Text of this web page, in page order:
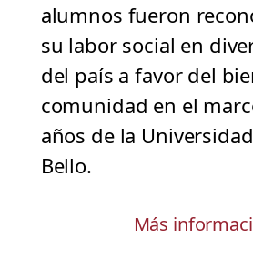
alumnos fueron
su labor social en
del país a favor del
comunidad en el
años de la
Bello.
Más